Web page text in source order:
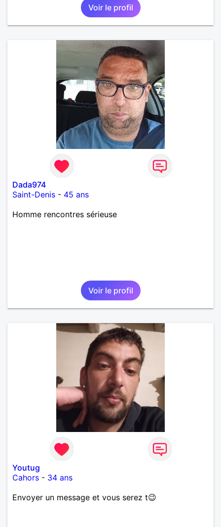
Voir le profil
Dada974
Saint-Denis - 45 ans
Homme rencontres sérieuse
Voir le profil
Youtug
Cahors - 34 ans
Envoyer un message et vous serez t😉